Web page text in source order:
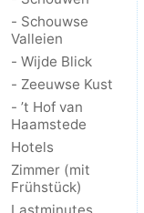
- Schouwse
Valleien
- Wijde Blick
- Zeeuwse Kust
- ’t Hof van
Haamstede
Hotels
Zimmer (mit
Frühstück)